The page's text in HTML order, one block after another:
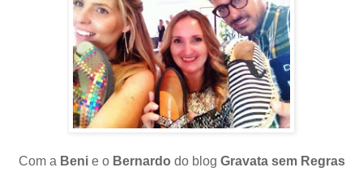
Com a Beni e o Bernardo do blog Gravata sem Regras